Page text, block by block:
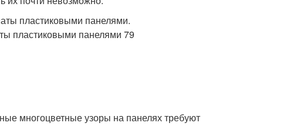
многоцветные узоры на панелях требуют